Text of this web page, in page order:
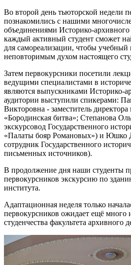
Во второй день тьюторской недели
познакомились с нашими
объединениями Историко-архивного
каждый активный студент сможет
для самореализации, чтобы учебный
неповторимым духом настоящего
Затем первокурсники посетили
ведущими специалистами в
являются выпускниками Историко-
аудитории выступили спикерами:
Викторовна - заместитель
«Бородинская битва»; Степанова
экскурсовод Государственного
«Палаты бояр Романовых») и Юшко
сотрудник Государственного
письменных источников).
В продолжение дня наши студенты
первокурсников экскурсию по
института.
Адаптационная неделя только
первокурсников ожидает ещё много
студенчества факультета архивного